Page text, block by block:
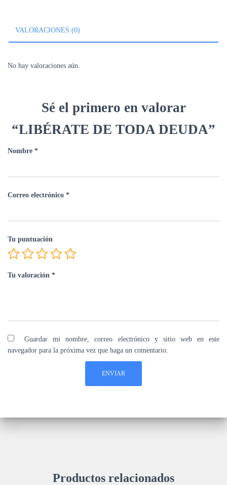
VALORACIONES (0)
No hay valoraciones aún.
Sé el primero en valorar
“LIBÉRATE DE TODA DEUDA”
Nombre *
Correo electrónico *
Tu puntuación
Tu valoración *
Guardar mi nombre, correo electrónico y sitio web en este
navegador para la próxima vez que haga un comentario.
Productos relacionados